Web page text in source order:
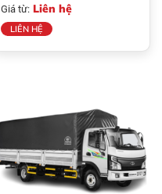
Giá từ: Liên hệ
LIÊN HỆ